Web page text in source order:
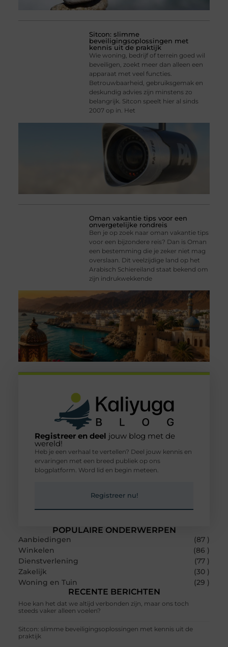
Sitcon: slimme
beveiligingsoplossingen met
kennis uit de praktijk
Wie woning, bedrijf of terrein goed wil
beveiligen, zoekt meer dan alleen een
apparaat met veel functies.
Betrouwbaarheid, gebruiksgemak en
deskundig advies zijn minstens zo
belangrijk. Sitcon speelt hier al sinds
2007 op in. Het
Oman vakantie tips voor een
onvergetelijke rondreis
Ben je op zoek naar oman vakantie tips
voor een bijzondere reis? Dan is Oman
een bestemming die je zeker niet mag
overslaan. Dit veelzijdige land op het
Arabisch Schiereiland staat bekend om
zijn indrukwekkende
POPULAIRE ONDERWERPEN
Aanbiedingen
(87 )
Winkelen
(86 )
Dienstverlening
(77 )
Zakelijk
(30 )
Woning en Tuin
(29 )
RECENTE BERICHTEN
Hoe kan het dat we altijd verbonden zijn, maar ons toch
steeds vaker alleen voelen?
Sitcon: slimme beveiligingsoplossingen met kennis uit de
praktijk
Registreer en deel jouw blog met de
wereld!
Heb je een verhaal te vertellen? Deel jouw kennis en
ervaringen met een breed publiek op ons
blogplatform. Word lid en begin meteen.
Registreer nu!